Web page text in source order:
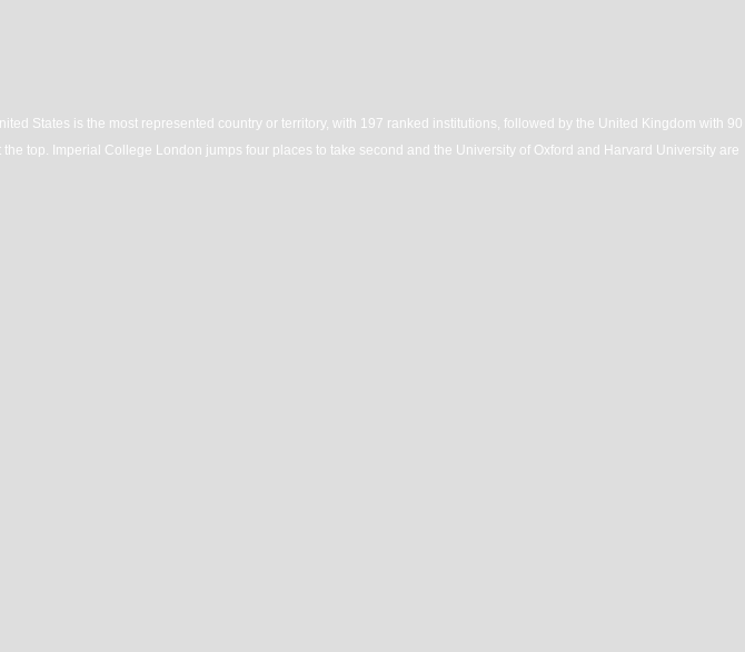
States is the most represented country or territory, with 197 ranked institutions, followed by the United Kingdom with 90
top. Imperial College London jumps four places to take second and the University of Oxford and Harvard University are